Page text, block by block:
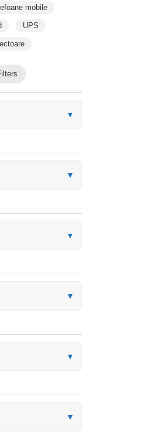
mobile
UPS
▼
▼
▼
▼
▼
▼